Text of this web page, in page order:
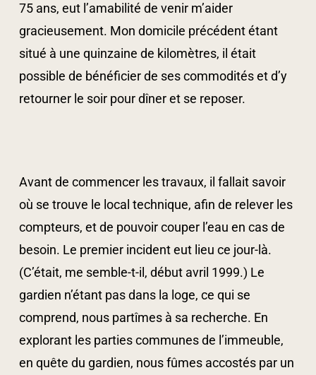
75 ans, eut l’amabilité de venir m’aider
gracieusement. Mon domicile précédent étant
situé à une quinzaine de kilomètres, il était
possible de bénéficier de ses commodités et d’y
retourner le soir pour dîner et se reposer.
Avant de commencer les travaux, il fallait savoir
où se trouve le local technique, afin de relever les
compteurs, et de pouvoir couper l’eau en cas de
besoin. Le premier incident eut lieu ce jour-là.
(C’était, me semble-t-il, début avril 1999.) Le
gardien n’étant pas dans la loge, ce qui se
comprend, nous partîmes à sa recherche. En
explorant les parties communes de l’immeuble,
en quête du gardien, nous fûmes accostés par un